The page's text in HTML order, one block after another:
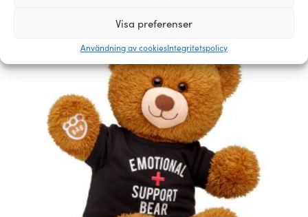
Visa preferenser
Användning av cookiesIntegritetspolicy